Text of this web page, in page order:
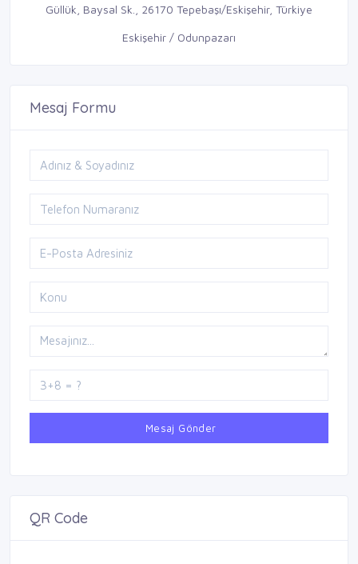
Güllük, Baysal Sk., 26170 Tepebaşı/Eskişehir, Türkiye
Eskişehir / Odunpazarı
Mesaj Formu
Mesaj Gönder
QR Code